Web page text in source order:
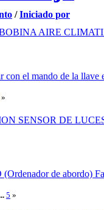
/Iniciado por
AIRE
con el mando de la llave
»
SENSOR DE
de abordo)
5 »